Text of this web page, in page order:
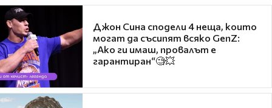
Джон Сина сподели 4 неща, които
могат да съсипят всяко GenZ:
„Ако ги имаш, провалът е
гарантиран“🧐💥